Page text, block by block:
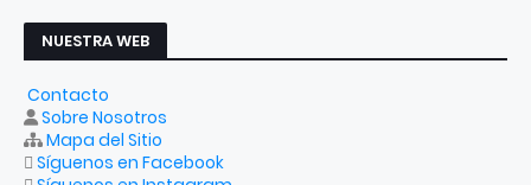
NUESTRA WEB
Contacto
Sobre Nosotros
Mapa del Sitio
Síguenos en Facebook